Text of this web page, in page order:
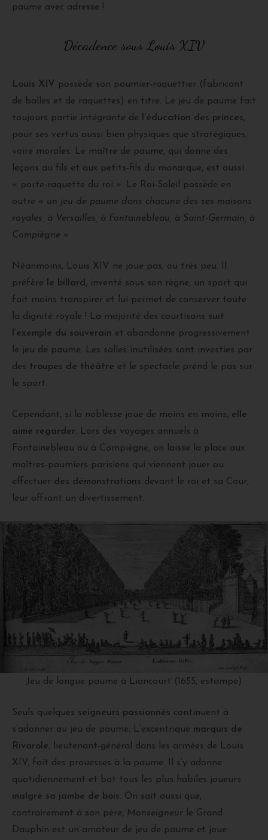
paume avec adresse !
Décadence sous Louis XIV
Louis XIV possède son paumier-raquettier (fabricant
de balles et de raquettes) en titre. Le jeu de paume fait
toujours partie intégrante de
l’éducation des princes,
pour ses vertus aussi bien physiques que stratégiques,
voire morales. Le maître de paume, qui donne des
leçons au fils et aux petits-fils du monarque, est aussi
« porte-raquette du roi ». Le Roi-Soleil possède en
outre « un jeu de paume dans chacune des ses maisons
royales, à Versailles, à Fontainebleau, à Saint-Germain, à
Compiègne »
Néanmoins, Louis XIV ne joue pas, ou très peu. Il
préfère
le billard , inventé sous son règne, un sport qui
fait moins transpirer et lui permet de conserver toute
la dignité royale ! La majorité des courtisans suit
l’exemple du souverain et abandonne progressivement
le jeu de paume. Les salles inutilisées sont investies par
des troupes de théâtre et le spectacle prend le pas sur
le sport.
Cependant, si la noblesse joue de moins en moins, elle
aime regarder. Lors des voyages annuels à
Fontainebleau ou à Compiègne, on laisse la place aux
maîtres-paumiers parisiens qui viennent jouer ou
effectuer des démonstrations devant le roi et sa Cour,
leur offrant un divertissement.
Jeu de longue paume à Liancourt (1655, estampe)
Seuls quelques seigneurs passionnés continuent à
s’adonner au jeu de paume. L’excentrique marquis de
Rivarole, lieutenant-général dans les armées de Louis
XIV, fait des prouesses à la paume. Il s’y adonne
quotidiennement et bat tous les plus habiles joueurs
malgré sa jambe de bois. On sait aussi que,
contrairement à son père, Monseigneur
le Grand
Dauphin est un amateur de jeu de paume et joue